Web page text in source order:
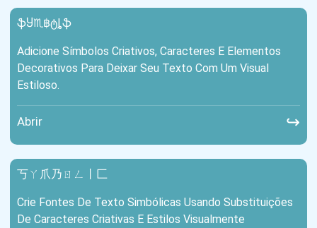
ֆႸ♏฿ტȴֆ
Adicione Símbolos Criativos, Caracteres E Elementos
Decorativos Para Deixar Seu Texto Com Um Visual
Estiloso.
Abrir ↪
丂ㄚ爪乃ㄖㄥ丨匚
Crie Fontes De Texto Simbólicas Usando Substituições
De Caracteres Criativas E Estilos Visualmente